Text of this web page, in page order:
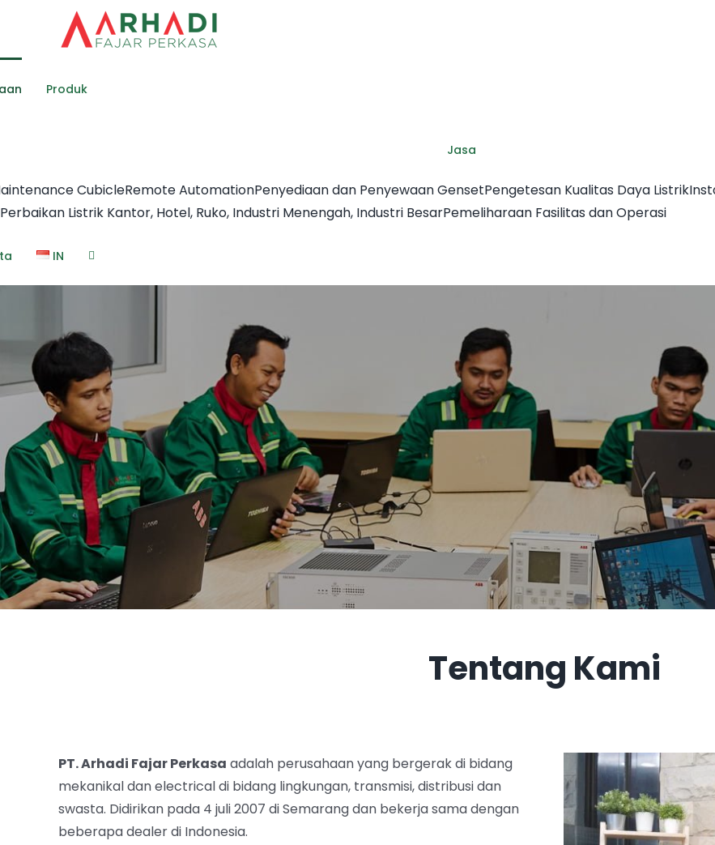
content
Produk
Jasa
CubicleRemote AutomationPenyediaan dan Penyewaan GensetPengetesan Kualitas Daya Listrik
Listrik Kantor, Hotel, Ruko, Industri Menengah, Industri BesarPemeliharaan Fasilitas dan Operasi
IN
Tentang Kami
PT. Arhadi Fajar Perkasa adalah perusahaan yang bergerak di bidang
mekanikal dan electrical di bidang lingkungan, transmisi, distribusi dan
swasta. Didirikan pada 4 juli 2007 di Semarang dan bekerja sama dengan
beberapa dealer di Indonesia.